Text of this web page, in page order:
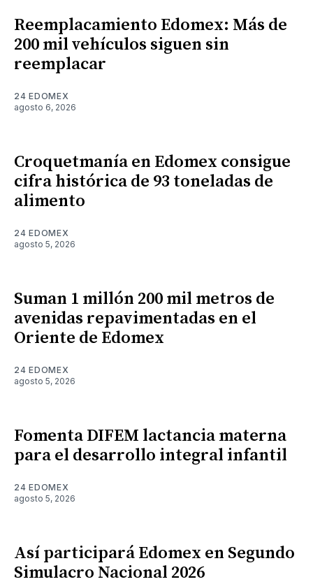
Reemplacamiento Edomex: Más de
200 mil vehículos siguen sin
reemplacar
24 EDOMEX
agosto 6, 2026
Croquetmanía en Edomex consigue
cifra histórica de 93 toneladas de
alimento
24 EDOMEX
agosto 5, 2026
Suman 1 millón 200 mil metros de
avenidas repavimentadas en el
Oriente de Edomex
24 EDOMEX
agosto 5, 2026
Fomenta DIFEM lactancia materna
para el desarrollo integral infantil
24 EDOMEX
agosto 5, 2026
Así participará Edomex en Segundo
Simulacro Nacional 2026